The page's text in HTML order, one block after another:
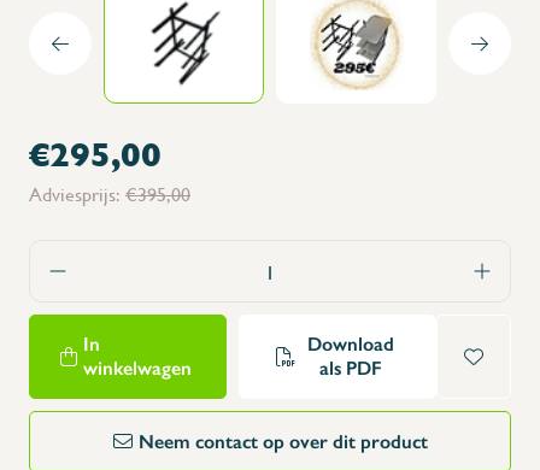
€295,00
Adviesprijs: €395,00
In
winkelwagen
Download
als PDF
Neem contact op over dit product